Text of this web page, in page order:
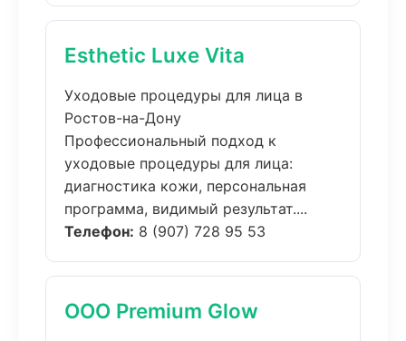
Esthetic Luxe Vita
Уходовые процедуры для лица в
Ростов-на-Дону
Профессиональный подход к
уходовые процедуры для лица:
диагностика кожи, персональная
программа, видимый результат....
Телефон: 8 (907) 728 95 53
ООО Premium Glow